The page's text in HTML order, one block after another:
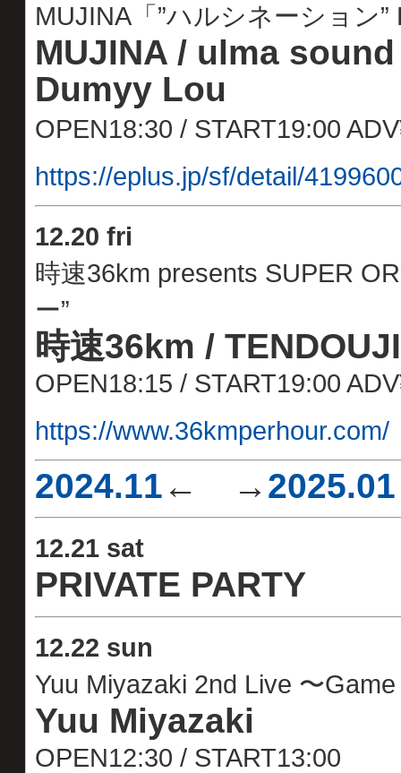
MUJINA「”ハルシネーション
MUJINA / ulma
Dumyy Lou
OPEN18:30 / START19:00
https://eplus.jp/sf/detail/
12.20 fri
時速36km presents SUPER
ー”
時速36km / TENDOUJI
OPEN18:15 / START19:00
https://www.36kmperhour.com/
2024.11 ← → 2025.01
12.21 sat
PRIVATE PARTY
12.22 sun
Yuu Miyazaki 2nd Live 〜
Yuu Miyazaki
OPEN12:30 / START13:00